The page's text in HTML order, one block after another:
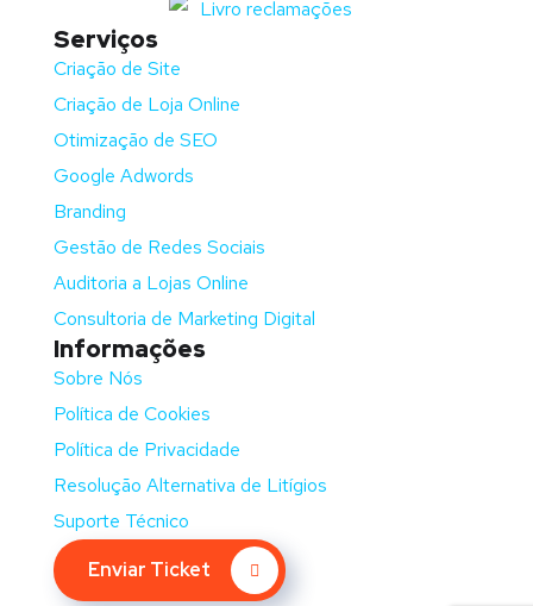
Serviços
Criação de Site
Criação de Loja Online
Otimização de SEO
Google Adwords
Branding
Gestão de Redes Sociais
Auditoria a Lojas Online
Consultoria de Marketing Digital
Informações
Sobre Nós
Política de Cookies
Política de Privacidade
Resolução Alternativa de Litígios
Suporte Técnico
Enviar Ticket